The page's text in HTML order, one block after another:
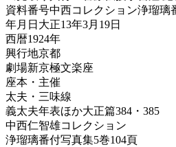
資料番号中西コレクション浄瑠璃
年月日 大正13年3月19日
西暦1924年
興行地京都
劇場新京極文楽座
座本・主催
太夫・三味線
義太夫年表ほか大正篇384・385
中西仁智雄コレクション
浄瑠璃番付写真集5巻104頁